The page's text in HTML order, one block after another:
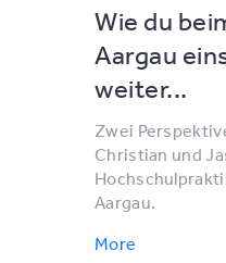
Wie du
Aargau
weiter...
Zwei
Christian und
Aargau.
More